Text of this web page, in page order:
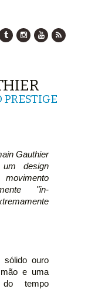
PRESTIGE
Gauthier
design
"in-
sólido ouro
e uma
do tempo